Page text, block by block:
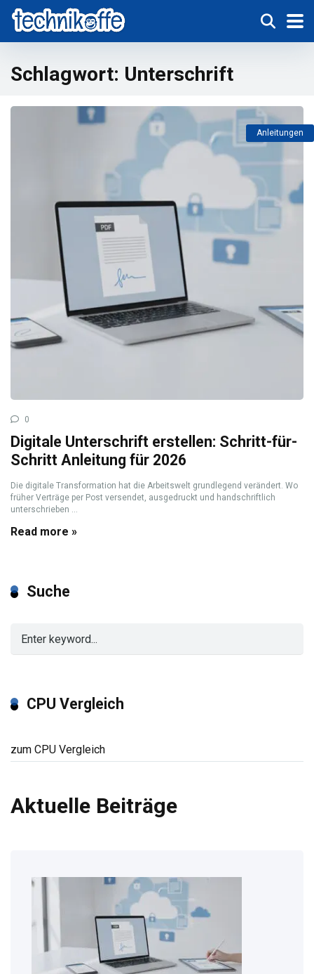
Schlagwort: Unterschrift
Anleitungen
0
Digitale Unterschrift erstellen: Schritt-für-
Schritt Anleitung für 2026
Die digitale Transformation hat die Arbeitswelt grundlegend verändert. Wo
früher Verträge per Post versendet, ausgedruckt und handschriftlich
unterschrieben ...
Read more »
Suche
CPU Vergleich
zum CPU Vergleich
Aktuelle Beiträge